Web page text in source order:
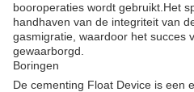
booroperaties wordt gebruikt.Het
handhaven van de integriteit van
gasmigratie, waardoor het succes
gewaarborgd.
Boringen
De cementing Float Device is een